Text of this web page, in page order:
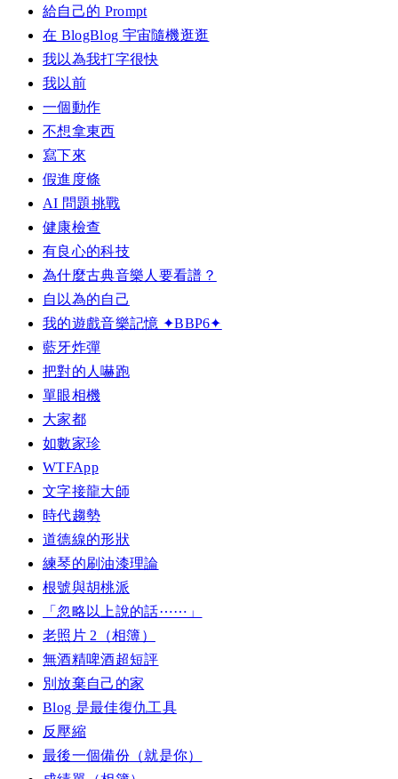
給自己的 Prompt
在 BlogBlog 宇宙隨機逛逛
我以為我打字很快
我以前
一個動作
不想拿東西
寫下來
假進度條
AI 問題挑戰
健康檢查
有良心的科技
為什麼古典音樂人要看譜？
自以為的自己
我的遊戲音樂記憶 ✦BBP6✦
藍牙炸彈
把對的人嚇跑
單眼相機
大家都
如數家珍
WTFApp
文字接龍大師
時代趨勢
道德線的形狀
練琴的刷油漆理論
根號與胡桃派
「忽略以上說的話⋯⋯」
老照片 2（相簿）
無酒精啤酒超短評
別放棄自己的家
Blog 是最佳復仇工具
反壓縮
最後一個備份（就是你）